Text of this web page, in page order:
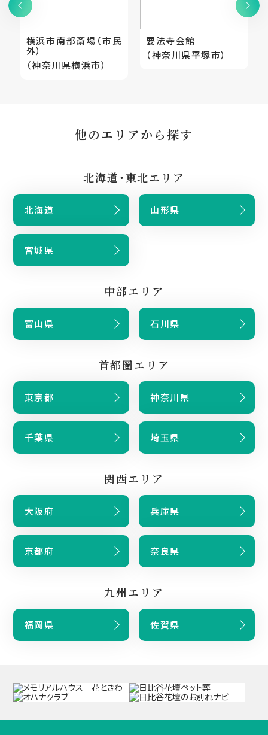
横浜市南部斎場（市民
外）
（神奈川県横浜市）
要法寺会館
（神奈川県平塚市）
他のエリアから探す
北海道・東北エリア
北海道 山形県
宮城県
中部エリア
富山県 石川県
首都圏エリア
東京都 神奈川県
千葉県 埼玉県
関西エリア
大阪府 兵庫県
京都府 奈良県
九州エリア
福岡県 佐賀県